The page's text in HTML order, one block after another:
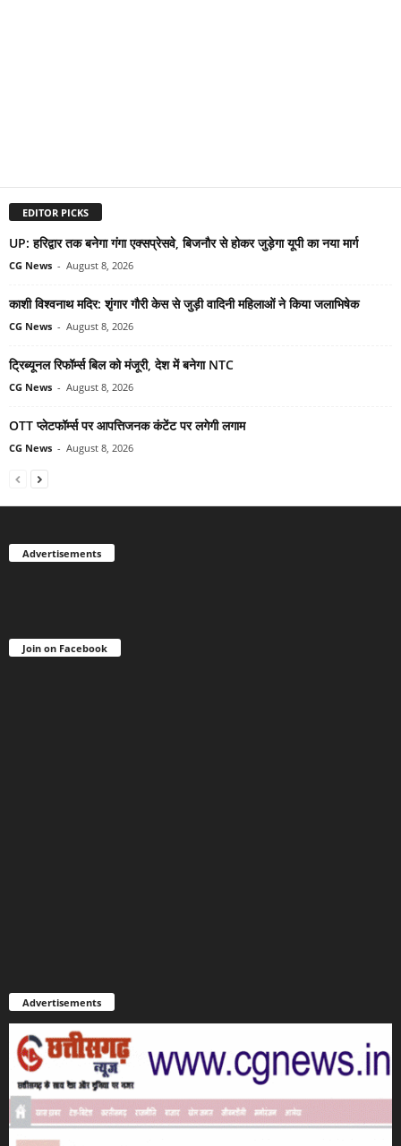
EDITOR PICKS
UP: हरिद्वार तक बनेगा गंगा एक्सप्रेसवे, बिजनौर से होकर जुड़ेगा यूपी का नया मार्ग
CG News - August 8, 2026
काशी विश्वनाथ मदिर: शृंगार गौरी केस से जुड़ी वादिनी महिलाओं ने किया जलाभिषेक
CG News - August 8, 2026
ट्रिब्यूनल रिफॉर्म्स बिल को मंजूरी, देश में बनेगा NTC
CG News - August 8, 2026
OTT प्लेटफॉर्म्स पर आपत्तिजनक कंटेंट पर लगेगी लगाम
CG News - August 8, 2026
Advertisements
Join on Facebook
Advertisements